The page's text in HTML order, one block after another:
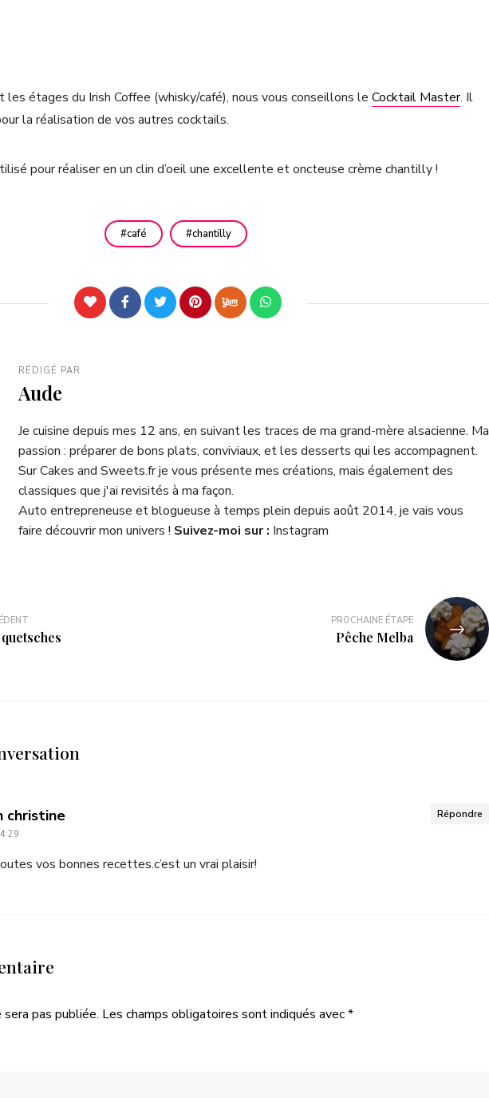
les étages du Irish Coffee (whisky/café), nous vous conseillons le Cocktail Master. Il
la réalisation de vos autres cocktails.
pour réaliser en un clin d’oeil une excellente et oncteuse crème chantilly !
café chantilly
RÉDIGÉ PAR
Aude
Je cuisine depuis mes 12 ans, en suivant les traces de ma grand-mère alsacienne. Ma
passion : préparer de bons plats, conviviaux, et les desserts qui les accompagnent.
Sur Cakes and Sweets.fr je vous présente mes créations, mais également des
classiques que j'ai revisités à ma façon.
Auto entrepreneuse et blogueuse à temps plein depuis août 2014, je vais vous
faire découvrir mon univers ! Suivez-moi sur : Instagram
PROCHAINE ÉTAPE
Pêche Melba
christinedit
vos bonnes recettes.c’est un vrai plaisir!
Répondre
pas publiée. Les champs obligatoires sont indiqués avec*